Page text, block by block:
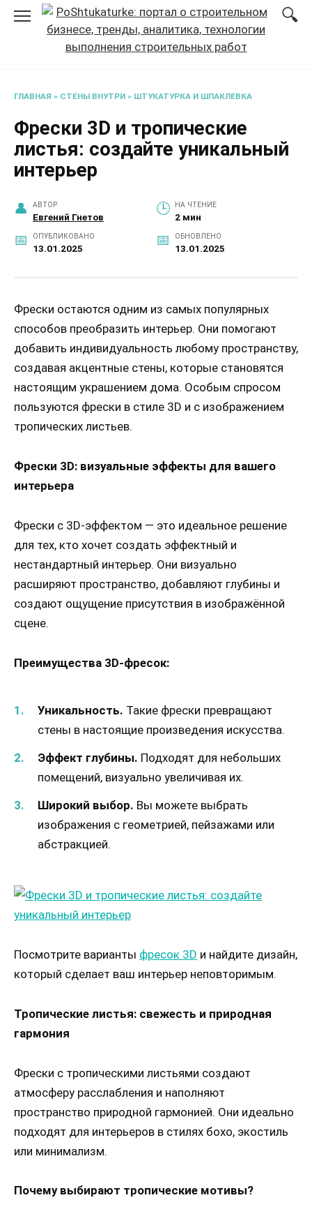
Перейти
содержанию
ГЛАВНАЯ » СТЕНЫ ВНУТРИ » ШТУКАТУРКА И ШПАКЛЕВКА
Фрески 3D и тропические
листья: создайте уникальный
интерьер
АВТОР
Евгений Гнетов
НА ЧТЕНИЕ
2 мин
ОПУБЛИКОВАНО
13.01.2025
ОБНОВЛЕНО
13.01.2025
Фрески остаются одним из самых популярных
способов преобразить интерьер. Они помогают
добавить индивидуальность любому пространству,
создавая акцентные стены, которые становятся
настоящим украшением дома. Особым спросом
пользуются фрески в стиле 3D и с изображением
тропических листьев.
Фрески 3D: визуальные эффекты для вашего
интерьера
Фрески с 3D-эффектом — это идеальное решение
для тех, кто хочет создать эффектный и
нестандартный интерьер. Они визуально
расширяют пространство, добавляют глубины и
создают ощущение присутствия в изображённой
сцене.
Преимущества 3D-фресок:
Уникальность. Такие фрески превращают
стены в настоящие произведения искусства.
Эффект глубины. Подходят для небольших
помещений, визуально увеличивая их.
Широкий выбор. Вы можете выбрать
изображения с геометрией, пейзажами или
абстракцией.
Посмотрите варианты фресок 3D и найдите дизайн,
который сделает ваш интерьер неповторимым.
Тропические листья: свежесть и природная
гармония
Фрески с тропическими листьями создают
атмосферу расслабления и наполняют
пространство природной гармонией. Они идеально
подходят для интерьеров в стилях бохо, экостиль
или минимализм.
Почему выбирают тропические мотивы?